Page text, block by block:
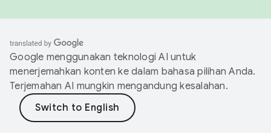
Google menggunakan teknologi AI untuk
menerjemahkan konten ke dalam bahasa pilihan Anda.
Terjemahan AI mungkin mengandung kesalahan.